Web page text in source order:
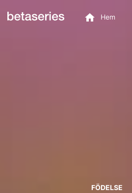
Hem
FÖDELSE